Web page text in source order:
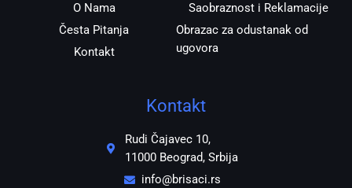
O Nama
Česta Pitanja
Kontakt
Saobraznost i Reklamacije
Obrazac za odustanak od
ugovora
Kontakt
Rudi Čajavec 10,
11000 Beograd, Srbija
info@brisaci.rs